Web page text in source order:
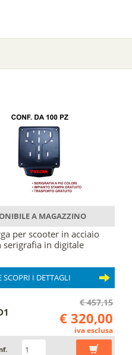
A MAGAZZINO
per scooter in acciaio
serigrafia in digitale
SCOPRI I DETTAGLI
€ 457,15
€ 320,00
iva esclusa